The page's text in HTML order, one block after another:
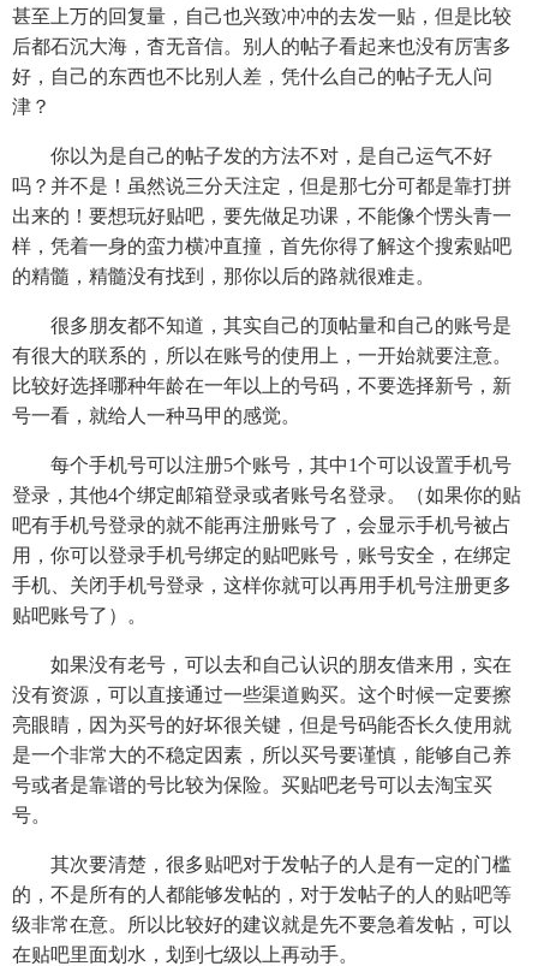
甚至上万的回复量，自己也兴致冲冲的去发一贴，但是比较
后都石沉大海，杳无音信。别人的帖子看起来也没有厉害多
好，自己的东西也不比别人差，凭什么自己的帖子无人问
津？
你以为是自己的帖子发的方法不对，是自己运气不好
吗？并不是！虽然说三分天注定，但是那七分可都是靠打拼
出来的！要想玩好贴吧，要先做足功课，不能像个愣头青一
样，凭着一身的蛮力横冲直撞，首先你得了解这个搜索贴吧
的精髓，精髓没有找到，那你以后的路就很难走。
很多朋友都不知道，其实自己的顶帖量和自己的账号是
有很大的联系的，所以在账号的使用上，一开始就要注意。
比较好选择哪种年龄在一年以上的号码，不要选择新号，新
号一看，就给人一种马甲的感觉。
每个手机号可以注册5个账号，其中1个可以设置手机号
登录，其他4个绑定邮箱登录或者账号名登录。（如果你的贴
吧有手机号登录的就不能再注册账号了，会显示手机号被占
用，你可以登录手机号绑定的贴吧账号，账号安全，在绑定
手机、关闭手机号登录，这样你就可以再用手机号注册更多
贴吧账号了）。
如果没有老号，可以去和自己认识的朋友借来用，实在
没有资源，可以直接通过一些渠道购买。这个时候一定要擦
亮眼睛，因为买号的好坏很关键，但是号码能否长久使用就
是一个非常大的不稳定因素，所以买号要谨慎，能够自己养
号或者是靠谱的号比较为保险。买贴吧老号可以去淘宝买
号。
其次要清楚，很多贴吧对于发帖子的人是有一定的门槛
的，不是所有的人都能够发帖的，对于发帖子的人的贴吧等
级非常在意。所以比较好的建议就是先不要急着发帖，可以
在贴吧里面划水，划到七级以上再动手。